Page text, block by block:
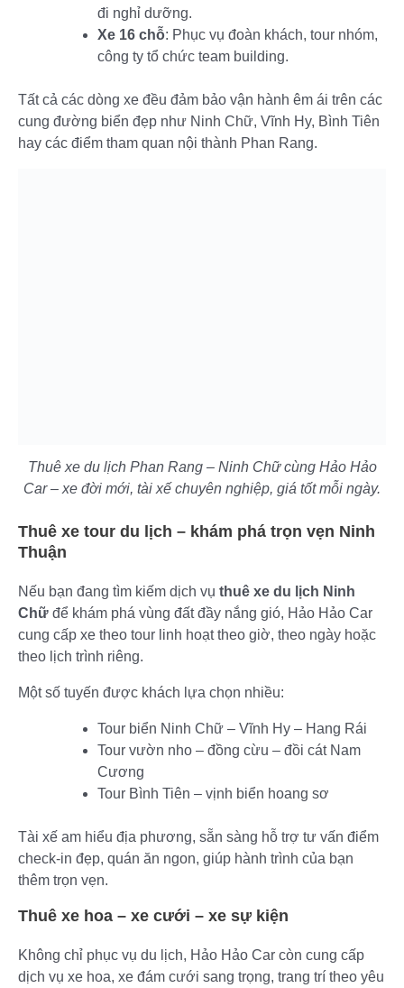
đi nghỉ dưỡng.
Xe 16 chỗ: Phục vụ đoàn khách, tour nhóm,
công ty tổ chức team building.
Tất cả các dòng xe đều đảm bảo vận hành êm ái trên các
cung đường biển đẹp như Ninh Chữ, Vĩnh Hy, Bình Tiên
hay các điểm tham quan nội thành Phan Rang.
Thuê xe du lịch Phan Rang – Ninh Chữ cùng Hảo Hảo
Car – xe đời mới, tài xế chuyên nghiệp, giá tốt mỗi ngày.
Thuê xe tour du lịch – khám phá trọn vẹn Ninh
Thuận
Nếu bạn đang tìm kiếm dịch vụ thuê xe du lịch Ninh
Chữ để khám phá vùng đất đầy nắng gió, Hảo Hảo Car
cung cấp xe theo tour linh hoạt theo giờ, theo ngày hoặc
theo lịch trình riêng.
Một số tuyến được khách lựa chọn nhiều:
Tour biển Ninh Chữ – Vĩnh Hy – Hang Rái
Tour vườn nho – đồng cừu – đồi cát Nam
Cương
Tour Bình Tiên – vịnh biển hoang sơ
Tài xế am hiểu địa phương, sẵn sàng hỗ trợ tư vấn điểm
check-in đẹp, quán ăn ngon, giúp hành trình của bạn
thêm trọn vẹn.
Thuê xe hoa – xe cưới – xe sự kiện
Không chỉ phục vụ du lịch, Hảo Hảo Car còn cung cấp
dịch vụ xe hoa, xe đám cưới sang trọng, trang trí theo yêu